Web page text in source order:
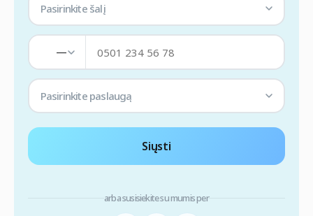
Pasirinkite šalį
—
Pasirinkite paslaugą
Siųsti
arba susisiekite su mumis per